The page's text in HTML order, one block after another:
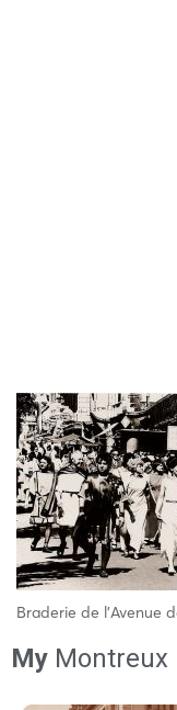
Braderie de l’Avenue
My Montreux